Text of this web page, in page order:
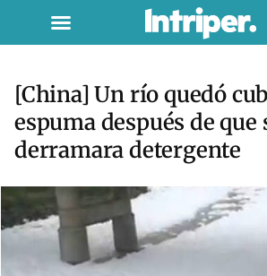
[China] Un río quedó
espuma después de que
derramara detergente